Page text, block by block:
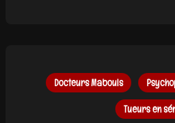
Docteurs Mabouls
Tueurs en